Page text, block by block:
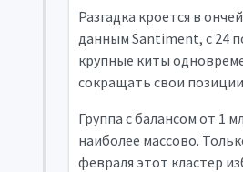
Разгадка кроется в
данным Santiment, с 24
крупные киты
сокращать свои
Группа с балансом от 1
наиболее массово.
февраля этот кластер